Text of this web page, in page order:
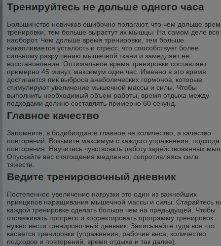
Тренируйтесь не дольше одного часа
Большинство новичков ошибочно полагают, что чем дольше
тренировки, тем больше вырастут их мышцы. На самом деле все
наоборот. Чем дольше время тренировки, тем больше
накапливается усталость и стресс, что способствует более
сильному разрушению мышечной ткани и замедляет ее
восстановление. Оптимальное время тренировки составляет
примерно 45 минут, максимум один час. Именно в это время
достигается пик выброса анаболических гормонов, которые
стимулируют увеличение мышечной массы и силы. Чтобы
выполнить необходимый объем работы, время отдыха между
подходами должно составлять примерно 60 секунд.
Главное качество
Запомните, в бодибилдинге главное не количество, а качество
повторений. Возьмите максимум с каждого упражнения, подхода
повторения. Научитесь чувствовать работу задействованных
Опускайте вес отягощения медленно, сопротивляясь силе
тяжести.
Ведите тренировочный дневник
Постепенное увеличение нагрузки это один из важнейших
принципов наращивания мышечной массы и силы. Старайтесь
каждой тренировке сделать больше чем на предыдущей. Чтобы
отслеживать прогресс и корректировать программу тренировок
нужно вести тренировочный дневник. Записывайте туда все что
касается тренировки (упражнения, рабочие веса, количество
подходов и повторений, время отдыха и так далее).